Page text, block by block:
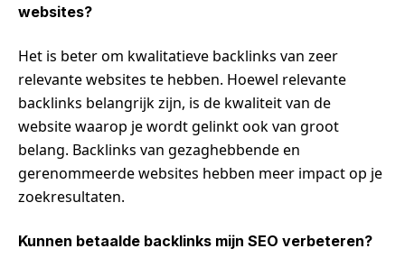
websites?
Het is beter om kwalitatieve backlinks van zeer
relevante websites te hebben. Hoewel relevante
backlinks belangrijk zijn, is de kwaliteit van de
website waarop je wordt gelinkt ook van groot
belang. Backlinks van gezaghebbende en
gerenommeerde websites hebben meer impact op je
zoekresultaten.
Kunnen betaalde backlinks mijn SEO verbeteren?